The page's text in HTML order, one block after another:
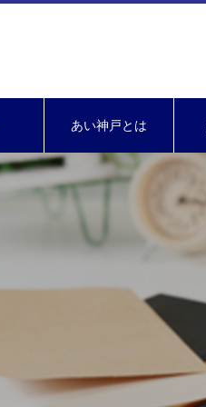
あい神戸とは